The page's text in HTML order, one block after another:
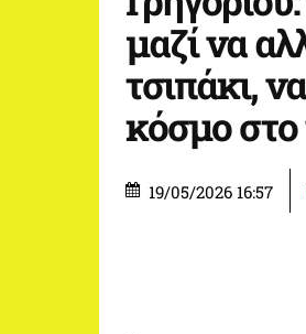
μαζί να
τσιπάκι,
κόσμο
19/05/2026 16:57